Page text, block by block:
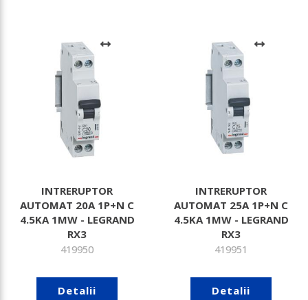
INTRERUPTOR
AUTOMAT 20A 1P+N C
4.5KA 1MW - LEGRAND
RX3
419950
Detalii
INTRERUPTOR
AUTOMAT 25A 1P+N C
4.5KA 1MW - LEGRAND
RX3
419951
Detalii